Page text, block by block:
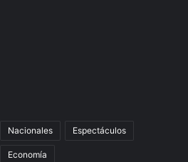
Nacionales Espectáculos
Economía